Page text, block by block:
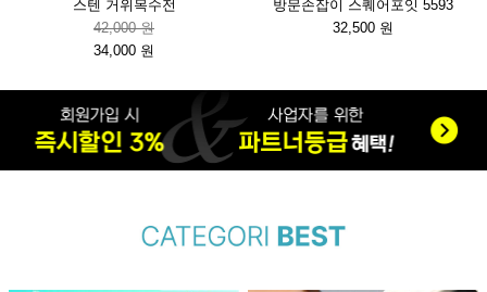
스텐 거위목수전
42,000 원
34,000 원
방문손잡이 스퀘어포잇 5593
32,500 원